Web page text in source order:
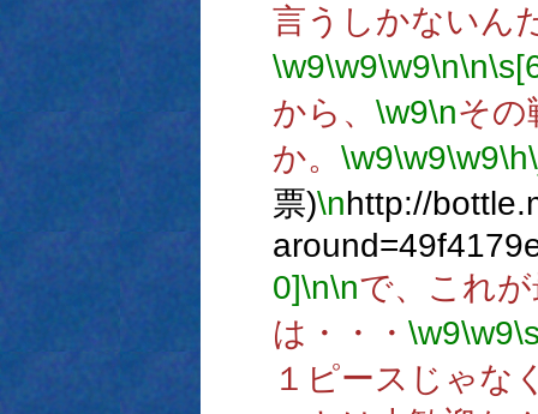
言うしかないん
\w9\w9\w9\n\n
から、 \w9\nその
か。 \w9\w9\w9\h
票)\nhttp://
0]\n\nで、これ
は・・・ \w9\w9
１ピースじゃな